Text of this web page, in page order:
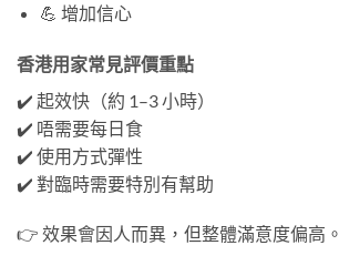
💪 增加信心
香港用家常見評價重點
✔️ 起效快（約 1–3 小時）
✔️ 唔需要每日食
✔️ 使用方式彈性
✔️ 對臨時需要特別有幫助
👉 效果會因人而異，但整體滿意度偏高。